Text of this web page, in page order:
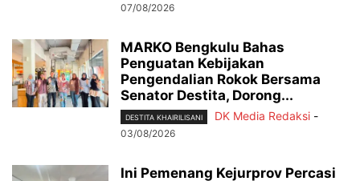
07/08/2026
MARKO Bengkulu Bahas
Penguatan Kebijakan
Pengendalian Rokok Bersama
Senator Destita, Dorong...
DESTITA KHAIRILISANI DK Media Redaksi -
03/08/2026
Ini Pemenang Kejurprov Percasi